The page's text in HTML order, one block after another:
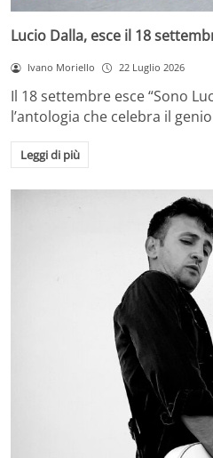
Lucio Dalla, esce il 18
Ivano Moriello 22 Luglio 2026
Il 18 settembre esce “Sono
l’antologia che celebra il
Leggi di più